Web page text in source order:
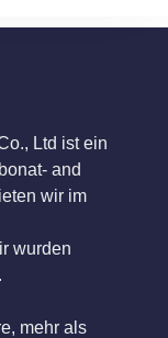
Ltd ist ein
and
wir im
wurden
mehr als